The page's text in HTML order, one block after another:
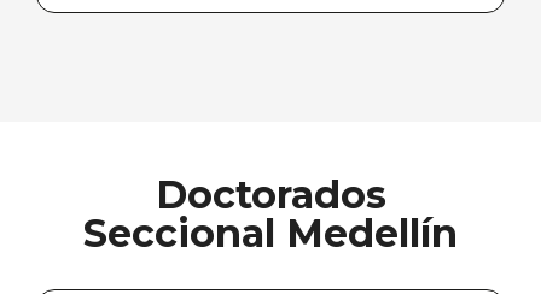
Doctorados
Seccional Medellín